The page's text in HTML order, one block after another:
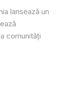
lansează un
comunități